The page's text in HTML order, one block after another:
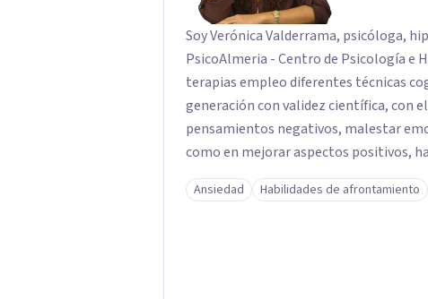
Soy Verónica Valderrama, psicóloga,
PsicoAlmeria - Centro de Psicología e
terapias empleo diferentes técnicas
generación con validez científica, con
pensamientos negativos, malestar
como en mejorar aspectos positivos,
objetivos son los míos y juntos los alcanzaremos!. Mi
consigas el bienestar y equilibrio que
Ansiedad Habilidades de afrontamiento